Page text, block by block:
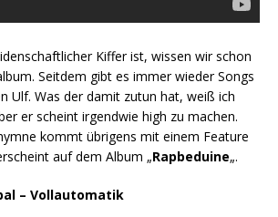
Kiffer ist, wissen wir schon
Seitdem gibt es immer wieder Songs
Ulf. Was der damit zutun hat, weiß ich
er scheint irgendwie high zu machen.
kommt übrigens mit einem Feature
auf dem Album „Rapbeduine„.
– Vollautomatik